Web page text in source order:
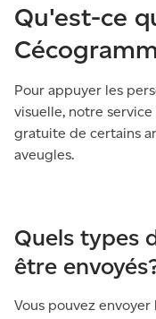
Faire un envoi au
Expédier à
Acheter timbres et
Conseils
Gérer courrier et
Cueillette au
Boîtes postales et
Cartes et services
Proposer un
Magazine En détail
Qu'est-ce
Pour appuyer les
visuelle, notre
gratuite de certains
aveugles.
Quels types
être
Vous pouvez envoyer